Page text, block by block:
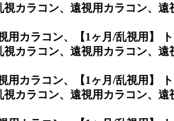
カラコン、遠視用カラコン、
用カラコン、
【1ヶ月/乱視用】
カラコン、遠視用カラコン、
用カラコン、
【1ヶ月/乱視用】
カラコン、遠視用カラコン、